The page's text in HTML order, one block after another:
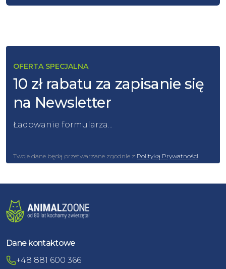
OFERTA SPECJALNA
10 zł rabatu za zapisanie się
na Newsletter
Ładowanie formularza...
Twoje dane będą przetwarzane zgodnie z Polityką Prywatności
Dane kontaktowe
+48 881 600 366